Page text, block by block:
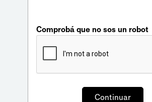
Comprobá que no sos un robot